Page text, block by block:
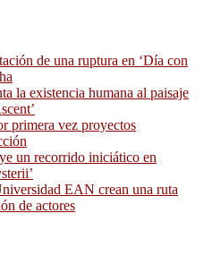
de una ruptura en ‘Día con
la existencia humana al paisaje
primera vez proyectos
un recorrido iniciático en
EAN crean una ruta
de actores